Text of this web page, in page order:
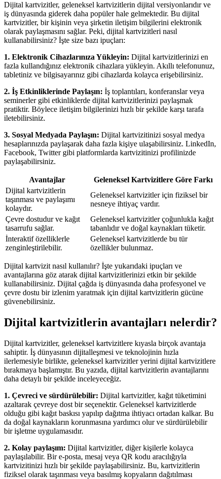
Dijital kartvizitler, geleneksel kartvizitlerin dijital versiyonlarıdır ve
iş dünyasında giderek daha popüler hale gelmektedir. Bu dijital
kartvizitler, bir kişinin veya şirketin iletişim bilgilerini elektronik
olarak paylaşmasını sağlar. Peki, dijital kartvizitleri nasıl
kullanabilirsiniz? İşte size bazı ipuçları:
1. Elektronik Cihazlarınıza Yükleyin: Dijital kartvizitlerinizi en
fazla kullandığınız elektronik cihazlara yükleyin. Akıllı telefonunuz,
tabletiniz ve bilgisayarınız gibi cihazlarda kolayca erişebilirsiniz.
2. İş Etkinliklerinde Paylaşın: İş toplantıları, konferanslar veya
seminerler gibi etkinliklerde dijital kartvizitlerinizi paylaşmak
pratiktir. Böylece iletişim bilgilerinizi hızlı bir şekilde karşı tarafa
iletebilirsiniz.
3. Sosyal Medyada Paylaşın: Dijital kartvizitinizi sosyal medya
hesaplarınızda paylaşarak daha fazla kişiye ulaşabilirsiniz. LinkedIn,
Facebook, Twitter gibi platformlarda kartvizitinizi profilinizde
paylaşabilirsiniz.
Avantajlar
Geleneksel Kartvizitlere Göre Farkı
Dijital kartvizitlerin
taşınması ve paylaşımı
kolaydır.
Geleneksel kartvizitler için fiziksel bir
nesneye ihtiyaç vardır.
Çevre dostudur ve kağıt
tasarrufu sağlar.
Geleneksel kartvizitler çoğunlukla kağıt
tabanlıdır ve doğal kaynakları tüketir.
İnteraktif özelliklerle
zenginleştirilebilir.
Geleneksel kartvizitlerde bu tür
özellikler bulunmaz.
Dijital kartvizit nasıl kullanılır? İşte yukarıdaki ipuçları ve
avantajlarına göz atarak dijital kartvizitlerinizi etkin bir şekilde
kullanabilirsiniz. Dijital çağda iş dünyasında daha profesyonel ve
çevre dostu bir izlenim yaratmak için dijital kartvizitlerin gücüne
güvenebilirsiniz.
Dijital kartvizitlerin avantajları nelerdir?
Dijital kartvizitler, geleneksel kartvizitlere kıyasla birçok avantaja
sahiptir. İş dünyasının dijitalleşmesi ve teknolojinin hızla
ilerlemesiyle birlikte, geleneksel kartvizitler yerini dijital kartvizitlere
bırakmaya başlamıştır. Bu yazıda, dijital kartvizitlerin avantajlarını
daha detaylı bir şekilde inceleyeceğiz.
1. Çevreci ve sürdürülebilir: Dijital kartvizitler, kağıt tüketimini
azaltarak çevreye dost bir seçenektir. Geleneksel kartvizitlerde
olduğu gibi kağıt baskısı yapılıp dağıtma ihtiyacı ortadan kalkar. Bu
da doğal kaynakların korunmasına yardımcı olur ve sürdürülebilir
bir işletme uygulamasıdır.
2. Kolay paylaşım: Dijital kartvizitler, diğer kişilerle kolayca
paylaşılabilir. Bir e-posta, mesaj veya QR kodu aracılığıyla
kartvizitinizi hızlı bir şekilde paylaşabilirsiniz. Bu, kartvizitlerin
fiziksel olarak taşınması veya basılmış kopyaların dağıtılması